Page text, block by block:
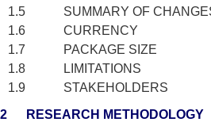
1.5 SUMMARY OF
1.6 CURRENCY
1.7 PACKAGE SIZE
1.8 LIMITATIONS
1.9 STAKEHOLDERS
2 RESEARCH METHODOLOGY